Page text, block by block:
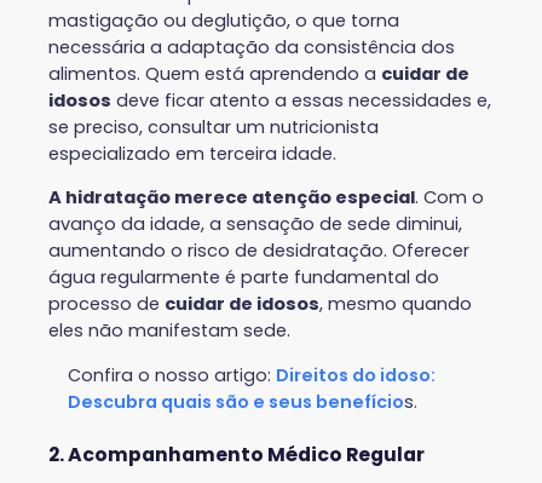
mastigação ou deglutição, o que torna
necessária a adaptação da consistência dos
alimentos. Quem está aprendendo a cuidar de
idosos deve ficar atento a essas necessidades e,
se preciso, consultar um nutricionista
especializado em terceira idade.
A hidratação merece atenção especial. Com o
avanço da idade, a sensação de sede diminui,
aumentando o risco de desidratação. Oferecer
água regularmente é parte fundamental do
processo de cuidar de idosos, mesmo quando
eles não manifestam sede.
Confira o nosso artigo: Direitos do idoso:
Descubra quais são e seus benefícios.
2. Acompanhamento Médico Regular